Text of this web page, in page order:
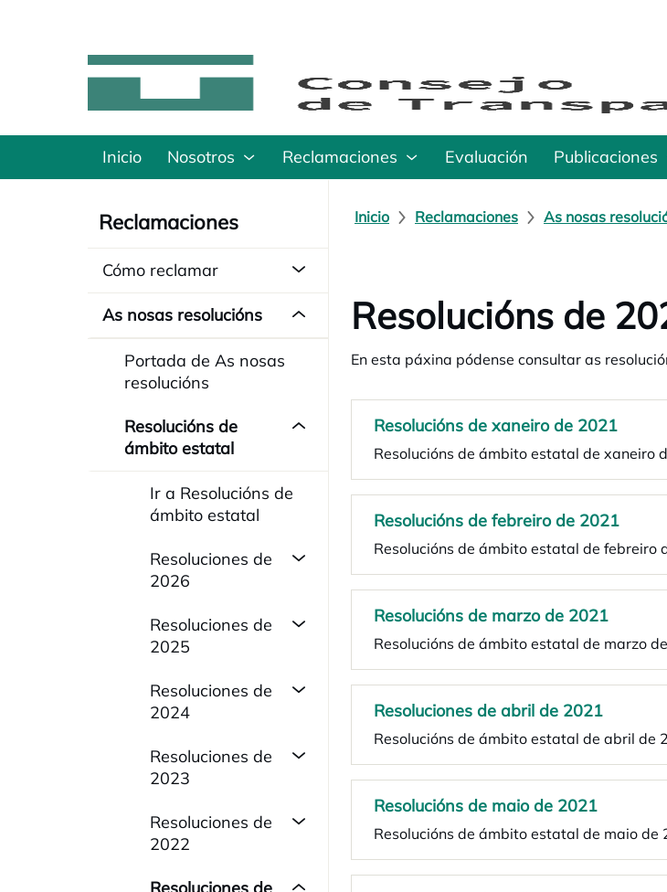
Inicio Nosotros Reclamaciones Evaluación Publicaciones
Reclamaciones
Cómo reclamar
As nosas resolucións
Portada de As nosas
resolucións
Resolucións de
ámbito estatal
Ir a Resolucións de
ámbito estatal
Resoluciones de
2026
Resoluciones de
2025
Resoluciones de
2024
Resoluciones de
2023
Resoluciones de
2022
Inicio Reclamaciones As nosas
Resolucións de
En esta páxina pódense consultar as
Resolucións de xaneiro de 2021
Resolucións de ámbito estatal de xaneiro
Resolucións de febreiro de 2021
Resolucións de ámbito estatal de febreiro
Resolucións de marzo de 2021
Resolucións de ámbito estatal de marzo
Resoluciones de abril de 2021
Resolucións de ámbito estatal de abril de
Resolucións de maio de 2021
Resolucións de ámbito estatal de maio de